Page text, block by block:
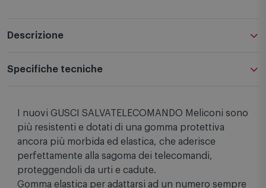
Descrizione
Specifiche tecniche
I nuovi GUSCI SALVATELECOMANDO Meliconi sono
più resistenti e dotati di una gomma protettiva
ancora più morbida ed elastica, che aderisce
perfettamente alla sagoma dei telecomandi,
proteggendoli da urti e cadute.
Gomma elastica per adattarsi ad un numero sempre